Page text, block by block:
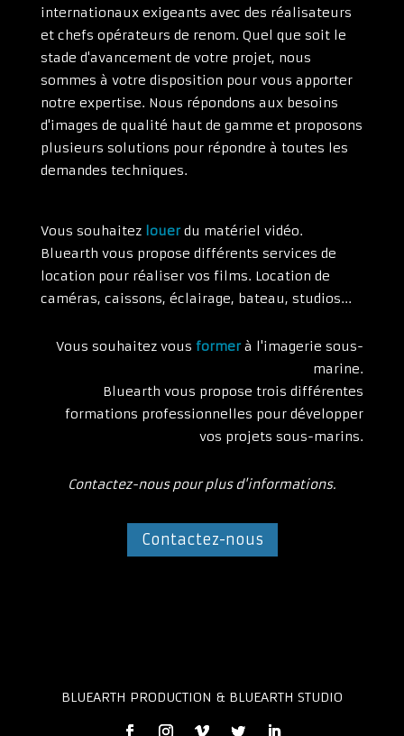
internationaux exigeants avec des réalisateurs
et chefs opérateurs de renom. Quel que soit le
stade d'avancement de votre projet, nous
sommes à votre disposition pour vous apporter
notre expertise. Nous répondons aux besoins
d'images de qualité haut de gamme et proposons
plusieurs solutions pour répondre à toutes les
demandes techniques.
Vous souhaitez louerdu matériel vidéo.
Bluearth vous propose différents services de
location pour réaliser vos films. Location de
caméras, caissons, éclairage, bateau, studios...
Vous souhaitez vous formerà l'imagerie sous-
marine.
Bluearth vous propose trois différentes
formations professionnelles pour développer
vos projets sous-marins.
Contactez-nous pour plus d'informations.
Contactez-nous
BLUEARTH PRODUCTION & BLUEARTH STUDIO